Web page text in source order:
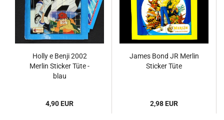
Holly e Benji 2002
Merlin Sticker Tüte -
blau
4,90 EUR
James Bond JR Merlin
Sticker Tüte
2,98 EUR